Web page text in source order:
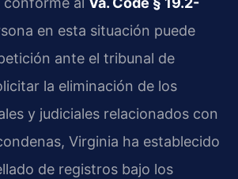
en esta situación puede
ante el tribunal de
la eliminación de los
y judiciales relacionados con
Virginia ha establecido
de registros bajo los